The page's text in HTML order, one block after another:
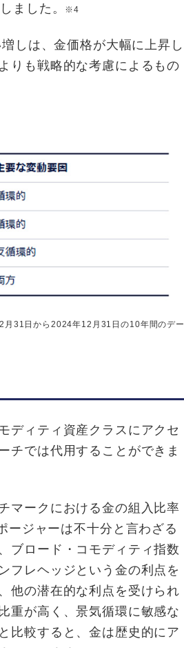
ました。
※4
しは、金価格が大幅に上昇し
りも戦略的な考慮によるもの
月31日から2024年12月31日の10年間のデー
ディティ資産クラスにアクセ
チでは代⽤することができま
マークにおける⾦の組⼊⽐率
ージャーは不⼗分と⾔わざる
ブロード・コモディティ指数
フレヘッジという⾦の利点を
他の潜在的な利点を受けられ
重が高く、景気循環に敏感な
⽐較すると、⾦は歴史的にア